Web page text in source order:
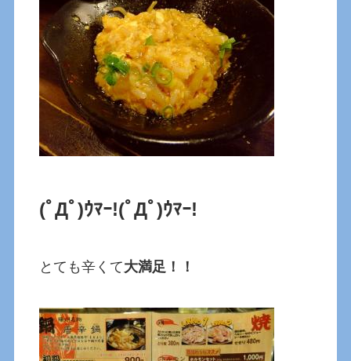
(ﾟДﾟ)ｳﾏｰ!(ﾟДﾟ)ｳﾏｰ!
とても辛くて大満足！！